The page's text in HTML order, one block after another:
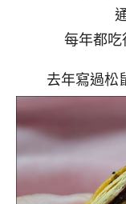
每年都吃
去年寫過松